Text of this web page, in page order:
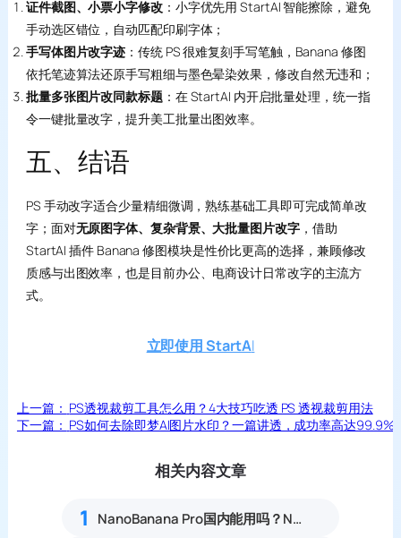
证件截图、小票小字修改：小字优先用 StartAI 智能擦除，避免
手动选区错位，自动匹配印刷字体；
手写体图片改字迹 ：传统 PS 很难复刻手写笔触，Banana 修图
依托笔迹算法还原手写粗细与墨色晕染效果，修改自然无违和；
批量多张图片改同款标题：在 StartAI 内开启批量处理，统一指
令一键批量改字，提升美工批量出图效率。
五、结语
PS 手动改字适合少量精细微调，熟练基础工具即可完成简单改
字；面对无原图字体、复杂背景、大批量图片改字，借助
StartAI 插件 Banana 修图模块是性价比更高的选择，兼顾修改
质感与出图效率，也是目前办公、电商设计日常改字的主流方
式。
立即使用 StartAI
上一篇： PS透视裁剪工具怎么用？4大技巧吃透 PS 透视裁剪用法
下一篇： PS如何去除即梦AI图片水印？一篇讲透，成功率高达99.9%
相关内容文章
1 NanoBanana Pro国内能用吗？Nano banana使用教程